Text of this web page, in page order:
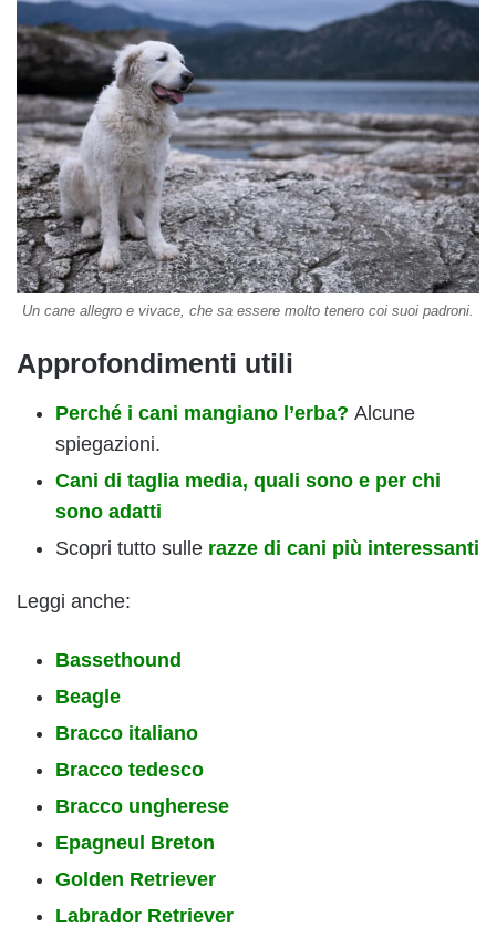
Un cane allegro e vivace, che sa essere molto tenero coi suoi padroni.
Approfondimenti utili
Perché i cani mangiano l’erba? Alcune
spiegazioni.
Cani di taglia media, quali sono e per chi
sono adatti
Scopri tutto sulle razze di cani più interessanti
Leggi anche:
Bassethound
Beagle
Bracco italiano
Bracco tedesco
Bracco ungherese
Epagneul Breton
Golden Retriever
Labrador Retriever